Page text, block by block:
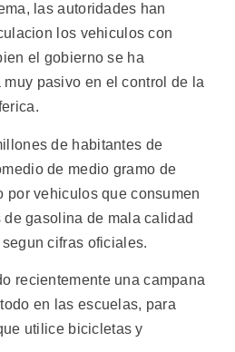
las autoridades han
los vehiculos con
el gobierno se ha
pasivo en el control de la
de habitantes de
de medio gramo de
por vehiculos que consumen
gasolina de mala calidad
cifras oficiales.
recientemente una campana
en las escuelas, para
utilice bicicletas y